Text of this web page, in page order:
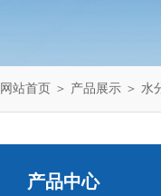
网站首页 ＞ 产品展示 ＞ 水
产品中心